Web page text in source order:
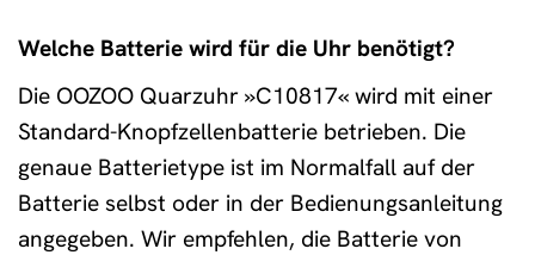
Welche Batterie wird für die Uhr benötigt?
Die OOZOO Quarzuhr »C10817« wird mit einer
Standard-Knopfzellenbatterie betrieben. Die
genaue Batterietype ist im Normalfall auf der
Batterie selbst oder in der Bedienungsanleitung
angegeben. Wir empfehlen, die Batterie von